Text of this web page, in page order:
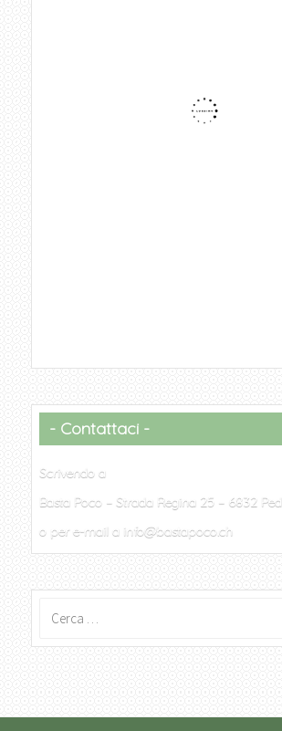
Contattaci
Scrivendo a
Basta Poco – Strada Regina 25 – 6832
o per e-mail a info@bastapoco.ch